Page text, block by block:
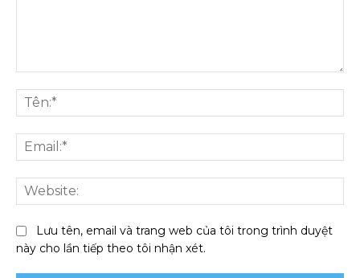
luận:
Lưu tên, email và trang web của tôi trong trình duyệt
này cho lần tiếp theo tôi nhận xét.